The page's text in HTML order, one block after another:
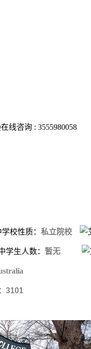
线咨询 : 3555980058
学校性质： 私立院校
学生人数： 暂无
3101